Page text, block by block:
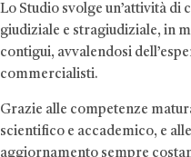
Lo Studio svolge un’attività di
giudiziale e stragiudiziale, in
contigui, avvalendosi
commercialisti.
Grazie alle competenze
scientifico e accademico, e
aggiornamento sempre